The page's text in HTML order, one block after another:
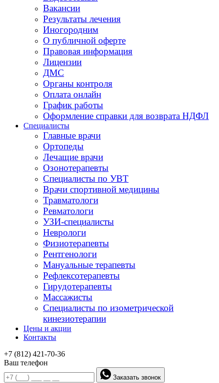
Вакансии
Результаты лечения
Иногородним
О публичной оферте
Правовая информация
Лицензии
ДМС
Органы контроля
Оплата онлайн
График работы
Оформление справки для возврата НДФЛ
Специалисты
Главные врачи
Ортопеды
Лечащие врачи
Озонотерапевты
Специалисты по УВТ
Врачи спортивной медицины
Травматологи
Ревматологи
УЗИ-специалисты
Неврологи
Физиотерапевты
Рентгенологи
Мануальные терапевты
Рефлексотерапевты
Гирудотерапевты
Массажисты
Специалисты по изометрической
кинезиотерапии
Цены и акции
Контакты
+7 (812) 421-70-36
Ваш телефон
Заказать звонок